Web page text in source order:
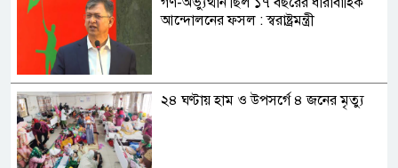
আন্দোলনের ফসল : স্বরাষ্ট্রমন্ত্রী
২৪ ঘণ্টায় হাম ও উপসর্গে ৪ জনের মৃত্যু